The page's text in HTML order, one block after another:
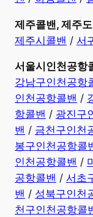
제주콜밴, 제주
제주시콜밴 / 서
서울시인천공항
강남구인천공항
인천공항콜밴 /
항콜밴 / 광진구
밴 / 금천구인천
봉구인천공항콜
인천공항콜밴 /
공항콜밴 / 서초
밴 / 성북구인천
천구인천공항콜